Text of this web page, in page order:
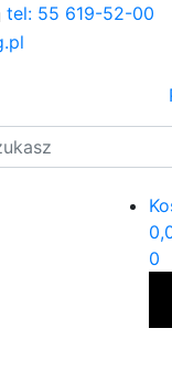
tel: 55 619-52-00
0